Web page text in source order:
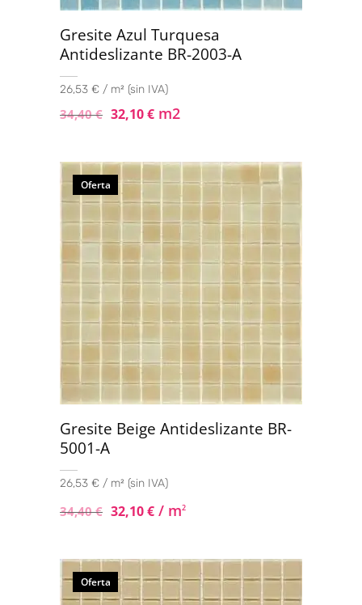
Gresite Azul Turquesa
Antideslizante BR-2003-A
26,53 € / m² (sin IVA)
34,40€ 32,10€ m2
Oferta
Gresite Beige Antideslizante BR-
5001-A
26,53 € / m² (sin IVA)
34,40€ 32,10€ / m2
Oferta